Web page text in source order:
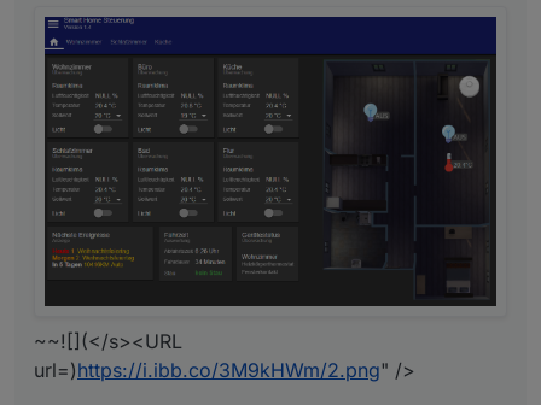
~~![](</s><URL
url=)https://i.ibb.co/3M9kHWm/2.png" />